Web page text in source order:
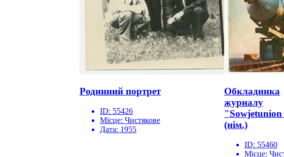
Родинний портрет
ID: 55426
Місце: Чистякове
Дата: 1955
Обкладинка
журналу
(нім.)
ID: 55460
Місце: